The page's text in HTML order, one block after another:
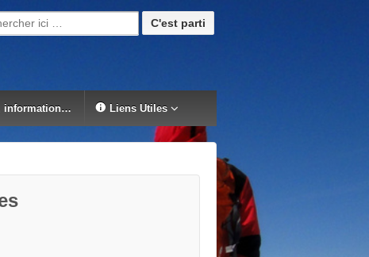
pour:
information… Liens Utiles